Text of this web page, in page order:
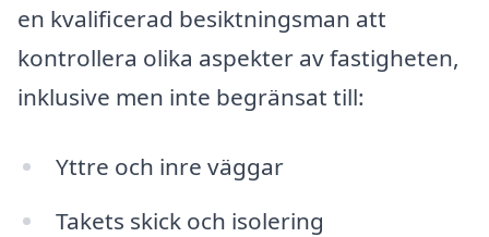
en kvalificerad besiktningsman att
kontrollera olika aspekter av fastigheten,
inklusive men inte begränsat till:
Yttre och inre väggar
Takets skick och isolering